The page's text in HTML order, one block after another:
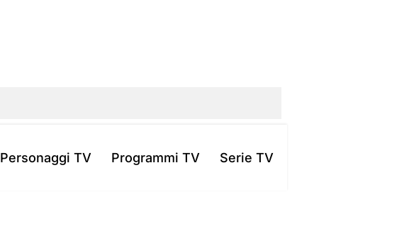
Personaggi TV Programmi TV Serie TV